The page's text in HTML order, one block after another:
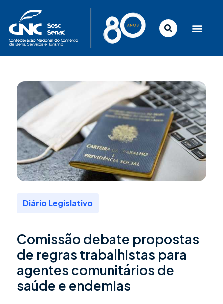
conteúdo
Diário Legislativo
Comissão debate propostas
de regras trabalhistas para
agentes comunitários de
saúde e endemias